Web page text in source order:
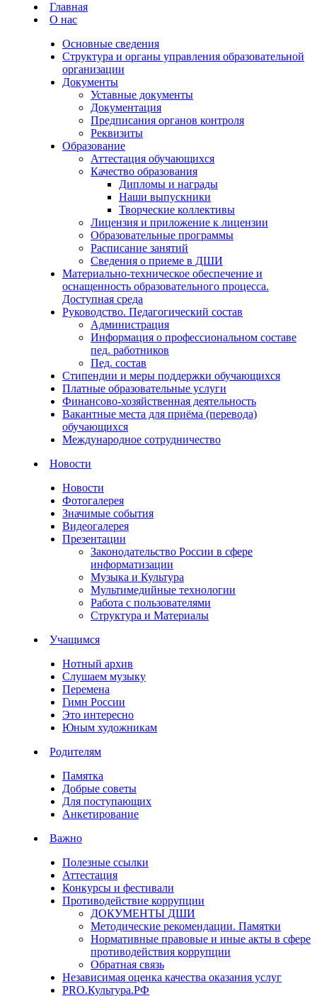
Главная
О нас
Основные сведения
Структура и органы управления образовательной
организации
Документы
Уставные документы
Документация
Предписания органов контроля
Реквизиты
Образование
Аттестация обучающихся
Качество образования
Дипломы и награды
Наши выпускники
Творческие коллективы
Лицензия и приложение к лицензии
Образовательные программы
Расписание занятий
Сведения о приеме в ДШИ
Материально-техническое обеспечение и
оснащенность образовательного процесса.
Доступная среда
Руководство. Педагогический состав
Администрация
Информация о профессиональном составе
пед. работников
Пед. состав
Стипендии и меры поддержки обучающихся
Платные образовательные услуги
Финансово-хозяйственная деятельность
Вакантные места для приёма (перевода)
обучающихся
Международное сотрудничество
Новости
Новости
Фотогалерея
Значимые события
Видеогалерея
Презентации
Законодательство России в сфере
информатизации
Музыка и Культура
Мультимедийные технологии
Работа с пользователями
Структура и Материалы
Учащимся
Нотный архив
Слушаем музыку
Перемена
Гимн России
Это интересно
Юным художникам
Родителям
Памятка
Добрые советы
Для поступающих
Анкетирование
Важно
Полезные ссылки
Аттестация
Конкурсы и фестивали
Противодействие коррупции
ДОКУМЕНТЫ ДШИ
Методические рекомендации. Памятки
Нормативные правовые и иные акты в сфере
противодействия коррупции
Обратная связь
Независимая оценка качества оказания услуг
PRO.Культура.РФ